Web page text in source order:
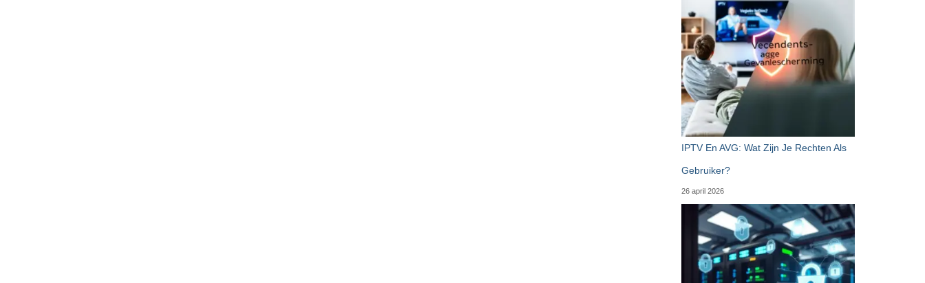
IPTV En AVG: Wat Zijn Je Rechten Als
Gebruiker?
26 april 2026